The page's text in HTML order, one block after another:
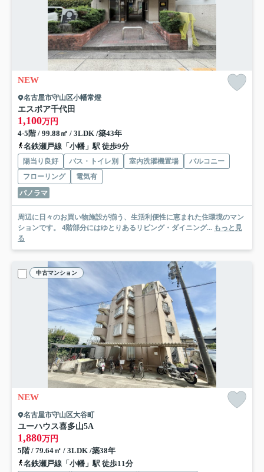
NEW
名古屋市守山区小幡常燈
エスポア千代田
1,100万円
4-5階 / 99.88㎡ / 3LDK /築43年
名鉄瀬戸線「小幡」駅 徒歩9分
陽当り良好 バス・トイレ別 室内洗濯機置場
バルコニー
フローリング
電気有
パノラマ
周辺に日々のお買い物施設が揃う、生活利便性に恵まれた住環境のマン
ションです。 4階部分にはゆとりあるリビング・ダイニング... もっと見
る
中古マンション
NEW
名古屋市守山区大谷町
ユーハウス喜多山5A
1,880万円
5階 / 79.64㎡ / 3LDK /築38年
名鉄瀬戸線「小幡」駅 徒歩11分